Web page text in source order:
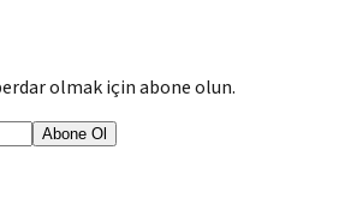
olmak için abone olun.
Abone Ol